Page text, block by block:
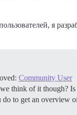
я
Community User
think of it though? Is
do to get an overview